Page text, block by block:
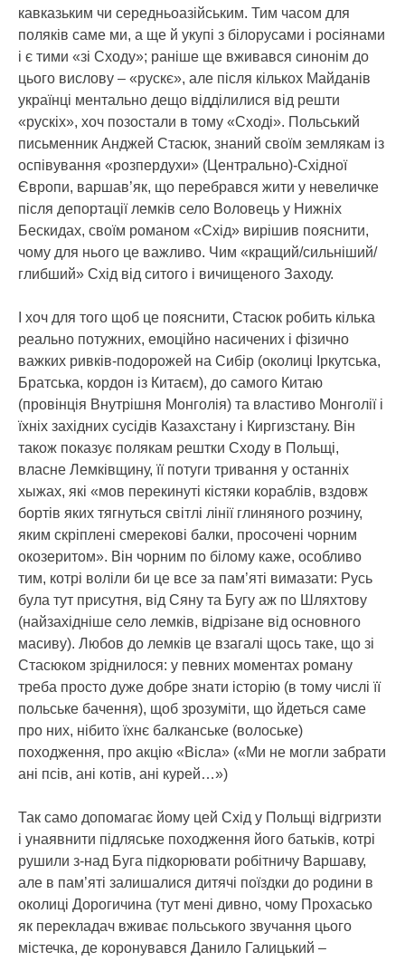
кавказьким чи середньоазійським. Тим часом для
поляків саме ми, а ще й укупі з білорусами і росіянами
і є тими «зі Сходу»; раніше ще вживався синонім до
цього вислову – «рускє», але після кількох Майданів
українці ментально дещо відділилися від решти
«рускіх», хоч позостали в тому «Сході». Польський
письменник Анджей Стасюк, знаний своїм землякам із
оспівування «розпердухи» (Центрально)-Східної
Європи, варшав’як, що перебрався жити у невеличке
після депортації лемків село Воловець у Нижніх
Бескидах, своїм романом «Схід» вирішив пояснити,
чому для нього це важливо. Чим «кращий/сильніший/
глибший» Схід від ситого і вичищеного Заходу.
І хоч для того щоб це пояснити, Стасюк робить кілька
реально потужних, емоційно насичених і фізично
важких ривків-подорожей на Сибір (околиці Іркутська,
Братська, кордон із Китаєм), до самого Китаю
(провінція Внутрішня Монголія) та властиво Монголії і
їхніх західних сусідів Казахстану і Киргизстану. Він
також показує полякам рештки Сходу в Польщі,
власне Лемківщину, її потуги тривання у останніх
хыжах, які «мов перекинуті кістяки кораблів, вздовж
бортів яких тягнуться світлі лінії глиняного розчину,
яким скріплені смерекові балки, просочені чорним
окозеритом». Він чорним по білому каже, особливо
тим, котрі воліли би це все за пам’яті вимазати: Русь
була тут присутня, від Сяну та Бугу аж по Шляхтову
(найзахідніше село лемків, відрізане від основного
масиву). Любов до лемків це взагалі щось таке, що зі
Стасюком зріднилося: у певних моментах роману
треба просто дуже добре знати історію (в тому числі її
польське бачення), щоб зрозуміти, що йдеться саме
про них, нібито їхнє балканське (волоське)
походження, про акцію «Вісла» («Ми не могли забрати
ані псів, ані котів, ані курей…»)
Так само допомагає йому цей Схід у Польщі відгризти
і унаявнити підляське походження його батьків, котрі
рушили з-над Буга підкорювати робітничу Варшаву,
але в пам’яті залишалися дитячі поїздки до родини в
околиці Дорогичина (тут мені дивно, чому Прохасько
як перекладач вживає польського звучання цього
містечка, де коронувався Данило Галицький –